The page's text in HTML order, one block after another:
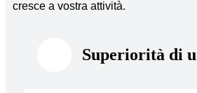
cresce a vostra attività.
Superiorità di